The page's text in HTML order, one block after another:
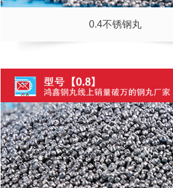
0.4不锈钢丸